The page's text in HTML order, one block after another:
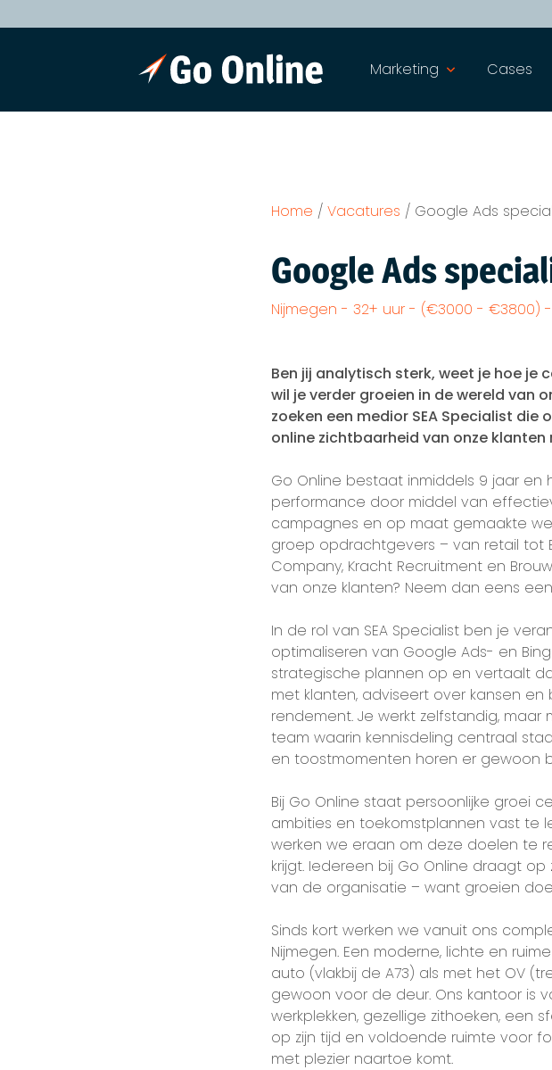
Marketing Cases
Home /Vacatures / Google Ads
Google Ads
Nijmegen - 32+ uur - (€3000 - €3800)
Ben jij analytisch sterk, weet je hoe
wil je verder groeien in de wereld van
zoeken een medior SEA Specialist
online zichtbaarheid van onze
Go Online bestaat inmiddels 9 jaar
performance door middel van
campagnes en op maat gemaakte
groep opdrachtgevers – van retail tot
Company, Kracht Recruitment en
van onze klanten? Neem dan eens
In de rol van SEA Specialist ben je
optimaliseren van Google Ads- en
strategische plannen op en vertaalt
met klanten, adviseert over kansen
rendement. Je werkt zelfstandig,
team waarin kennisdeling centraal
en toostmomenten horen er gewoon
Bij Go Online staat persoonlijke groei
ambities en toekomstplannen vast te
werken we eraan om deze doelen te
krijgt. Iedereen bij Go Online draagt
van de organisatie – want groeien
Sinds kort werken we vanuit ons
Nijmegen. Een moderne, lichte en
auto (vlakbij de A73) als met het OV
gewoon voor de deur. Ons kantoor is
werkplekken, gezellige zithoeken, een
op zijn tijd en voldoende ruimte voor
met plezier naartoe komt.